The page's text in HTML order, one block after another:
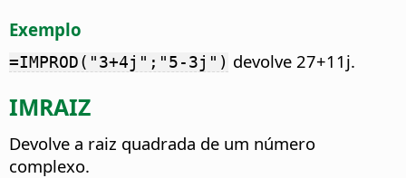
Exemplo
=IMPROD("3+4j";"5-3j") devolve 27+11j.
IMRAIZ
Devolve a raiz quadrada de um número
complexo.